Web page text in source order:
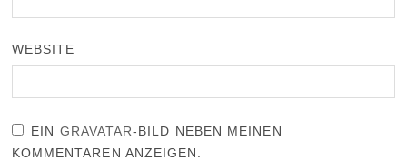
WEBSITE
EIN GRAVATAR-BILD NEBEN MEINEN
KOMMENTAREN ANZEIGEN.